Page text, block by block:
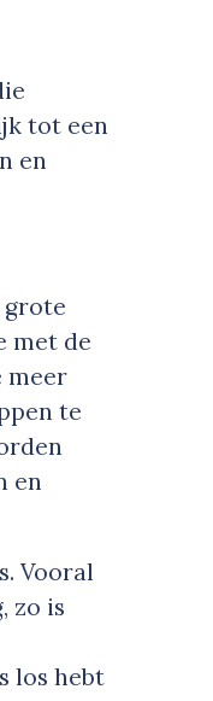
tot een
en
grote
met de
meer
te
en
Vooral
zo is
los hebt